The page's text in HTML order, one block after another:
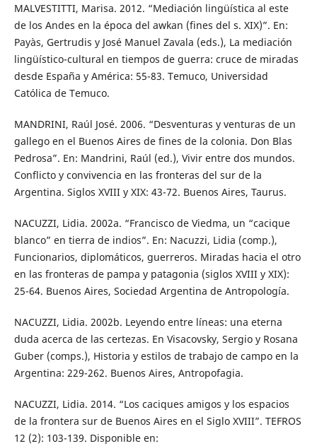
MALVESTITTI, Marisa. 2012. “Mediación lingüística al este
de los Andes en la época del awkan (fines del s. XIX)”. En:
Payàs, Gertrudis y José Manuel Zavala (eds.), La mediación
lingüístico-cultural en tiempos de guerra: cruce de miradas
desde España y América: 55-83. Temuco, Universidad
Católica de Temuco.
MANDRINI, Raúl José. 2006. “Desventuras y venturas de un
gallego en el Buenos Aires de fines de la colonia. Don Blas
Pedrosa”. En: Mandrini, Raúl (ed.), Vivir entre dos mundos.
Conflicto y convivencia en las fronteras del sur de la
Argentina. Siglos XVIII y XIX: 43-72. Buenos Aires, Taurus.
NACUZZI, Lidia. 2002a. “Francisco de Viedma, un “cacique
blanco” en tierra de indios”. En: Nacuzzi, Lidia (comp.),
Funcionarios, diplomáticos, guerreros. Miradas hacia el otro
en las fronteras de pampa y patagonia (siglos XVIII y XIX):
25-64. Buenos Aires, Sociedad Argentina de Antropología.
NACUZZI, Lidia. 2002b. Leyendo entre líneas: una eterna
duda acerca de las certezas. En Visacovsky, Sergio y Rosana
Guber (comps.), Historia y estilos de trabajo de campo en la
Argentina: 229-262. Buenos Aires, Antropofagia.
NACUZZI, Lidia. 2014. “Los caciques amigos y los espacios
de la frontera sur de Buenos Aires en el Siglo XVIII”. TEFROS
12 (2): 103-139. Disponible en: